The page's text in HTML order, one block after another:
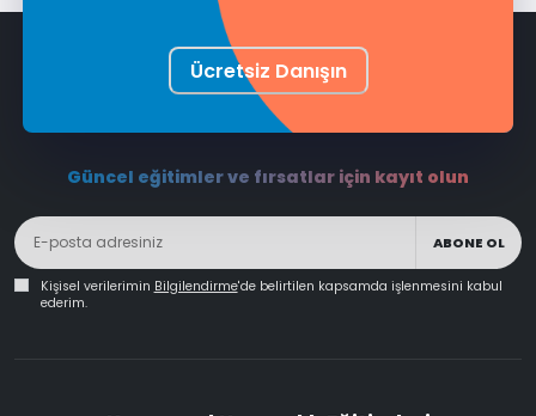
Ücretsiz Danışın
Güncel eğitimler ve fırsatlar için kayıt olun
ABONE OL
Kişisel verilerimin Bilgilendirme'de belirtilen kapsamda işlenmesini kabul
ederim.